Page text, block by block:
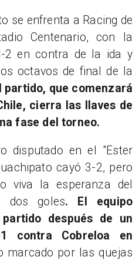
se enfrenta a Racing de
Centenario, con la
2 en contra de la ida y
octavos de final de la
partido, que comenzará
cierra las llaves de
fase del torneo.
disputado en el "Ester
cayó 3-2, pero
viva la esperanza del
dos goles. El equipo
después de un
contra Cobreloa en
marcado por las quejas